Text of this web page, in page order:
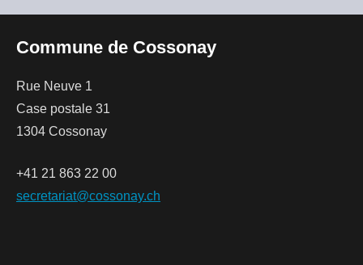
Commune de Cossonay
Rue Neuve 1
Case postale 31
1304 Cossonay
+41 21 863 22 00
secretariat@cossonay.ch